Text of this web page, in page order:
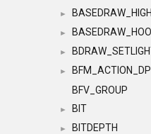
►
►
►
►
BFM_ACTION_DP
BFV_GROUP
► BIT
► BITDEPTH